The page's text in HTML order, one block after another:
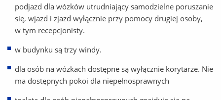
podjazd dla wózków utrudniający samodzielne poruszanie
się, wjazd i zjazd wyłącznie przy pomocy drugiej osoby,
w tym recepcjonisty.
w budynku są trzy windy.
dla osób na wózkach dostępne są wyłącznie korytarze. Nie
ma dostępnych pokoi dla niepełnosprawnych